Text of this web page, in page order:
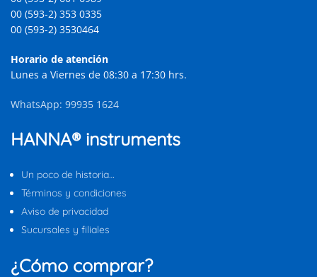
00 (593-2) 353 0335
00 (593-2) 3530464
Horario de atención
Lunes a Viernes de 08:30 a 17:30 hrs.
WhatsApp: 99935 1624
HANNA® instruments
Un poco de historia…
Términos y condiciones
Aviso de privacidad
Sucursales y filiales
¿Cómo comprar?